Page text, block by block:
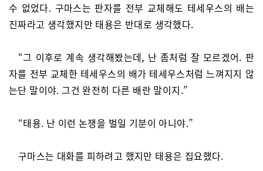
수 없었다. 구마스는 판자를 전부 교체해도 테세우스의 배는
진짜라고 생각했지만 태용은 반대로 생각했다.
“그 이후로 계속 생각해봤는데, 난 좀처럼 잘 모르겠어. 판
자를 전부 교체한 테세우스의 배가 테세우스처럼 느껴지지 않
는단 말이야. 그건 완전히 다른 배란 말이지.”
“태용. 난 이런 논쟁을 벌일 기분이 아니야.”
구마스는 대화를 피하려고 했지만 태용은 집요했다.